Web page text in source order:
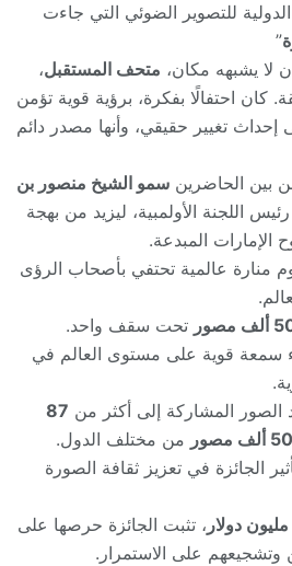
للتصوير الضوئي التي جاءت
”
لا يشبهه مكان، متحف المستقبل،
كان احتفالًا بفكرة، برؤية قوية تؤمن
إحداث تغيير حقيقي، وأنها مصدر دائم
الحاضرين سمو الشيخ منصور بن
رئيس اللجنة الأولمبية، ليزيد من بهجة
المبدعة.
منارة عالمية تحتفي بأصحاب الرؤى
مصور
تحت سقف واحد.
سمعة قوية على مستوى العالم في
المشاركة إلى أكثر من 87
50 ألف مصور
من مختلف الدول.
الجائزة في تعزيز ثقافة الصورة
مليون دولار ، تثبت الجائزة حرصها على
وتشجيعهم على الاستمرار.